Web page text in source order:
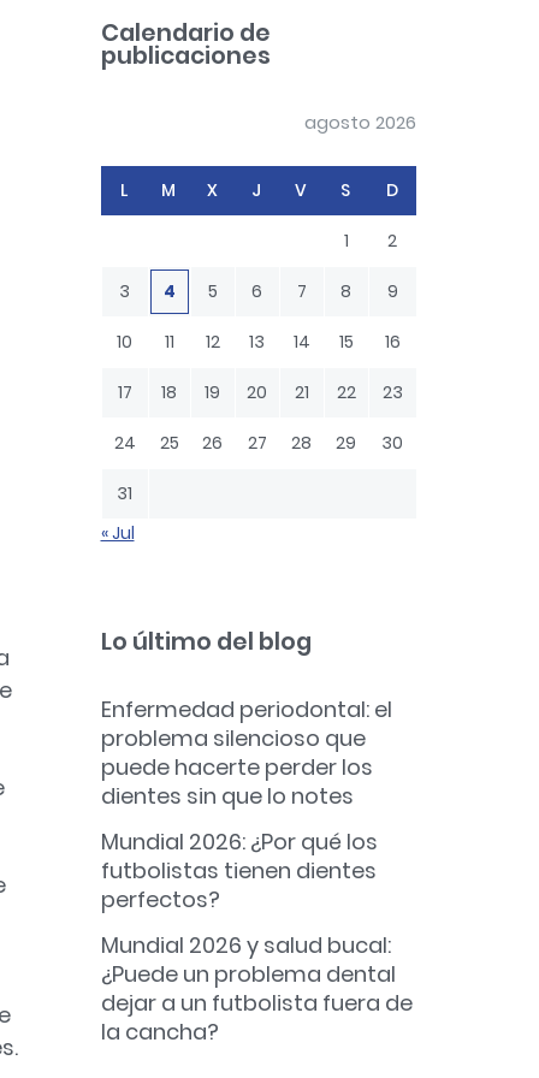
Calendario de
publicaciones
agosto 2026
L M X J V S D
1 2
3 4 5 6 7 8 9
10 11 12 13 14 15 16
17 18 19 20 21 22 23
24 25 26 27 28 29 30
31
« Jul
Lo último del blog
Enfermedad periodontal: el
problema silencioso que
puede hacerte perder los
dientes sin que lo notes
Mundial 2026: ¿Por qué los
futbolistas tienen dientes
perfectos?
Mundial 2026 y salud bucal:
¿Puede un problema dental
dejar a un futbolista fuera de
la cancha?